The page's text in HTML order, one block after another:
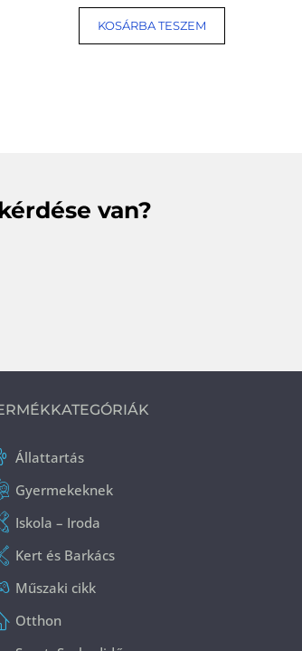
KOSÁRBA TESZEM
van?
Állattartás
Gyermekeknek
Iskola – Iroda
Kert és Barkács
Műszaki cikk
Otthon